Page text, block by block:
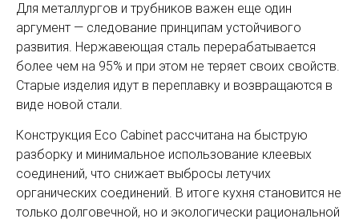
Для металлургов и трубников важен еще один
аргумент — следование принципам устойчивого
развития. Нержавеющая сталь перерабатывается
более чем на 95% и при этом не теряет своих свойств.
Старые изделия идут в переплавку и возвращаются в
виде новой стали.
Конструкция Eco Cabinet рассчитана на быструю
разборку и минимальное использование клеевых
соединений, что снижает выбросы летучих
органических соединений. В итоге кухня становится не
только долговечной, но и экологически рациональной